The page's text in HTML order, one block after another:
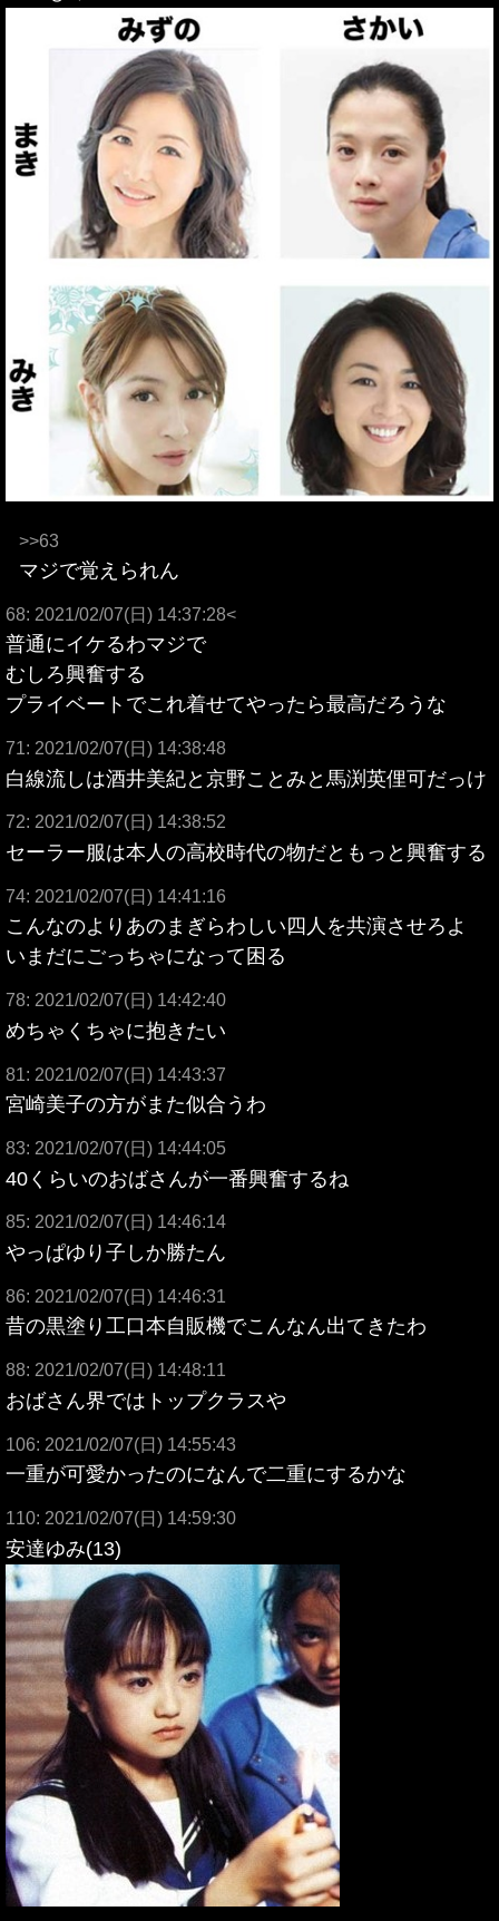
>>63
マジで覚えられん
68: 2021/02/07(日) 14:37:28<
普通にイケるわマジで
むしろ興奮する
プライベートでこれ着せてやったら最高だろうな
71: 2021/02/07(日) 14:38:48
白線流しは酒井美紀と京野ことみと馬渕英俚可だっけ
72: 2021/02/07(日) 14:38:52
セーラー服は本人の高校時代の物だともっと興奮する
74: 2021/02/07(日) 14:41:16
こんなのよりあのまぎらわしい四人を共演させろよ
いまだにごっちゃになって困る
78: 2021/02/07(日) 14:42:40
めちゃくちゃに抱きたい
81: 2021/02/07(日) 14:43:37
宮崎美子の方がまた似合うわ
83: 2021/02/07(日) 14:44:05
40くらいのおばさんが一番興奮するね
85: 2021/02/07(日) 14:46:14
やっぱゆり子しか勝たん
86: 2021/02/07(日) 14:46:31
昔の黒塗り工口本自販機でこんなん出てきたわ
88: 2021/02/07(日) 14:48:11
おばさん界ではトップクラスや
106: 2021/02/07(日) 14:55:43
一重が可愛かったのになんで二重にするかな
110: 2021/02/07(日) 14:59:30
安達ゆみ(13)